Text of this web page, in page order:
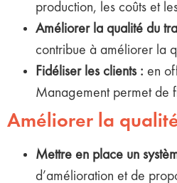
production, les coûts et
Améliorer la qualité du
contribue à améliorer la
Fidéliser les clients : en
Management permet de
Améliorer la
Mettre en place un
d’amélioration et de